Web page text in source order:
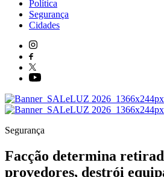
Política
Segurança
Cidades
Segurança
Facção determina
provedores, destrói